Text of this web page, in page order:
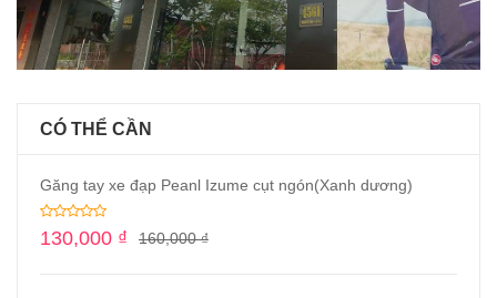
CÓ THỂ CẦN
Găng tay xe đạp Peanl Izume cụt ngón(Xanh dương)
160,000₫
130,000 ₫